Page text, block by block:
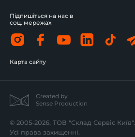
Підпишіться на нас в
соц. мережах
Карта сайту
Created by
Sense Production
© 2005-2026, ТОВ "Склад Сервіс Київ".
Усі права захищенні.